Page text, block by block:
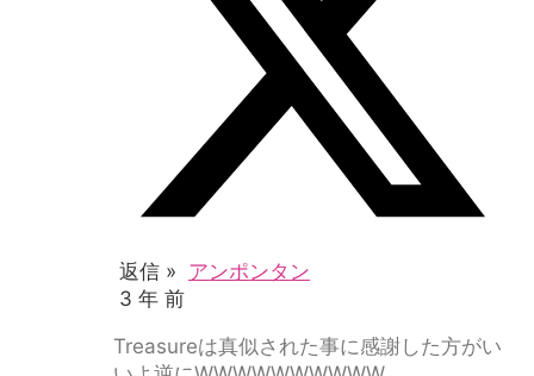
返信 » アンポンタン
3 年 前
Treasureは真似された事に感謝した方がい